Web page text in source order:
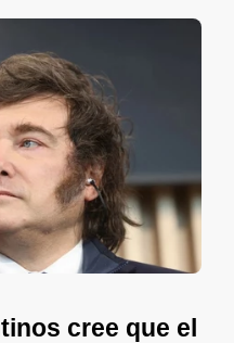
cree que el